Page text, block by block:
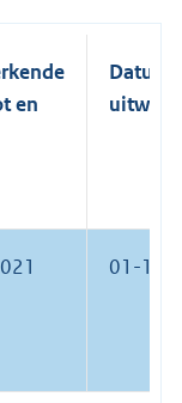
en
Datum
01-10-